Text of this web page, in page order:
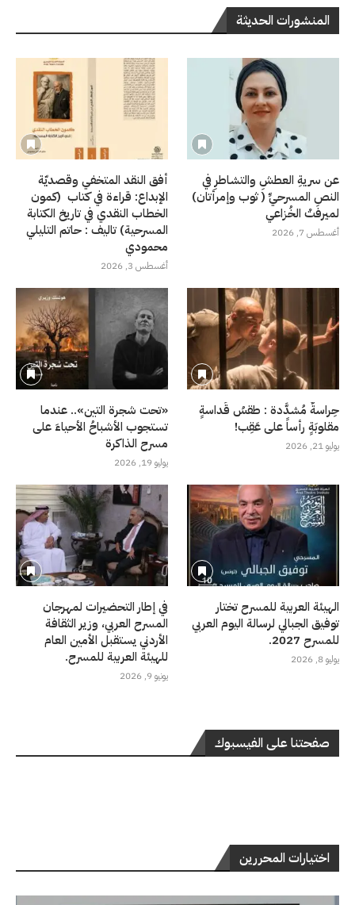
المنشورات الحديثة
عن سريةِ العطشِ والتشاطرِ في
النصِ المسرحيِّ ( ثوب وإمرأتان)
لميرفتْ الخُزاعي
أغسطس 7, 2026
أفق النقد المتخفي وقصديّة
الإبداع: قراءة في كتاب (كمون
الخطاب النقدي في تاريخ الكتابة
المسرحية) تاليف : حاتم التليلي
محمودي
أغسطس 3, 2026
حِراسةٌ مُشدَّدة : طقسُ قَداسةٍ
مقلوبَةٍ رأساً على عَقِب!
يوليو 21, 2026
«تحت شجرة التين».. عندما
تستجوب الأشباحُ الأحياءَ على
مسرح الذاكرة
يوليو 19, 2026
الهيئة العربية للمسرح تختار
توفيق الجبالي لرسالة اليوم العربي
للمسرح 2027.
يوليو 8, 2026
في إطار التحضيرات لمهرجان
المسرح العربي، وزير الثقافة
الأردني يستقبل الأمين العام
للهيئة العربية للمسرح.
يونيو 9, 2026
صفحتنا على الفيسبوك
اختيارات المحررين